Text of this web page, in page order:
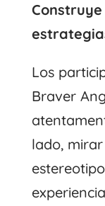
Los
Braver
lado,